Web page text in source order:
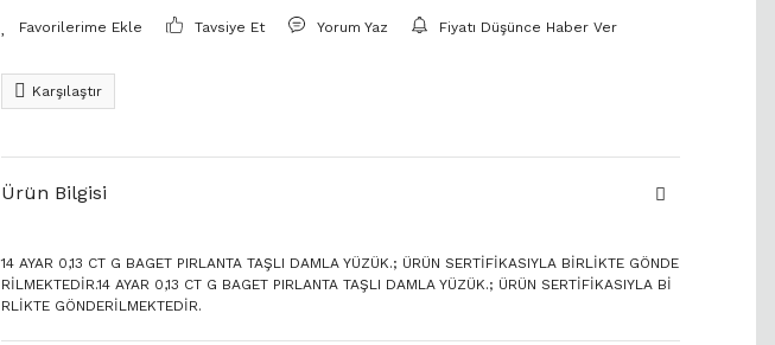
Tavsiye Et Yorum Yaz Fiyatı Düşünce Haber Ver
Karşılaştır
Ürün Bilgisi
14 AYAR 0,13 CT G BAGET PIRLANTA TAŞLI DAMLA YÜZÜK.; ÜRÜN SERTİFİKASIYLA BİRLİKTE GÖNDE
RİLMEKTEDİR.14 AYAR 0,13 CT G BAGET PIRLANTA TAŞLI DAMLA YÜZÜK.; ÜRÜN SERTİFİKASIYLA Bİ
RLİKTE GÖNDERİLMEKTEDİR.